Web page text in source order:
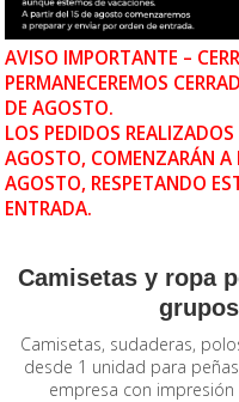
AVISO IMPORTANTE –
PERMANECEREMOS
DE AGOSTO.
LOS PEDIDOS
AGOSTO, COMENZARÁN A
AGOSTO, RESPETANDO
ENTRADA.
Camisetas y ropa
Camisetas, sudaderas,
desde 1 unidad para
empresa con impresión